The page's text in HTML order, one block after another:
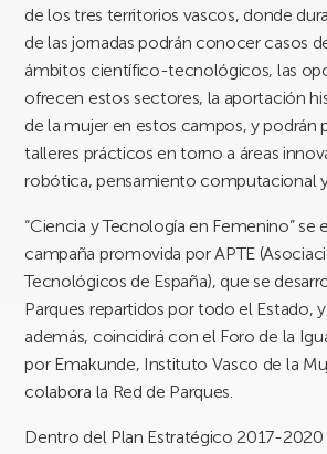
de los tres territorios vascos, donde
de las jornadas podrán conocer casos
ámbitos científico-tecnológicos, las
ofrecen estos sectores, la aportación
de la mujer en estos campos, y podrán
talleres prácticos en torno a áreas
robótica, pensamiento computacional
“Ciencia y Tecnología en Femenino” se
campaña promovida por APTE
Tecnológicos de España), que se
Parques repartidos por todo el Estado, y
además, coincidirá con el Foro de la
por Emakunde, Instituto Vasco de la
colabora la Red de Parques.
Dentro del Plan Estratégico 2017-2020